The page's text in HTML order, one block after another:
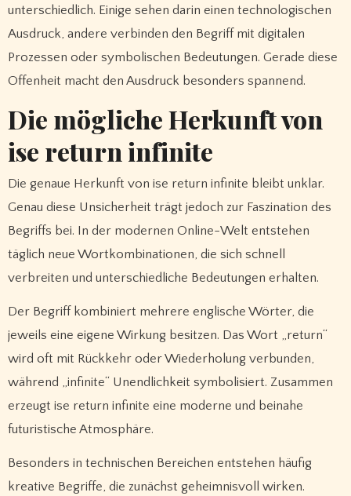
unterschiedlich. Einige sehen darin einen technologischen
Ausdruck, andere verbinden den Begriff mit digitalen
Prozessen oder symbolischen Bedeutungen. Gerade diese
Offenheit macht den Ausdruck besonders spannend.
Die mögliche Herkunft von
ise return infinite
Die genaue Herkunft von ise return infinite bleibt unklar.
Genau diese Unsicherheit trägt jedoch zur Faszination des
Begriffs bei. In der modernen Online-Welt entstehen
täglich neue Wortkombinationen, die sich schnell
verbreiten und unterschiedliche Bedeutungen erhalten.
Der Begriff kombiniert mehrere englische Wörter, die
jeweils eine eigene Wirkung besitzen. Das Wort „return“
wird oft mit Rückkehr oder Wiederholung verbunden,
während „infinite“ Unendlichkeit symbolisiert. Zusammen
erzeugt ise return infinite eine moderne und beinahe
futuristische Atmosphäre.
Besonders in technischen Bereichen entstehen häufig
kreative Begriffe, die zunächst geheimnisvoll wirken.